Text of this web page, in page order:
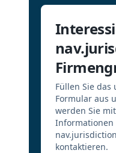
Füllen Sie
Formular aus
werden Sie
kontaktieren.